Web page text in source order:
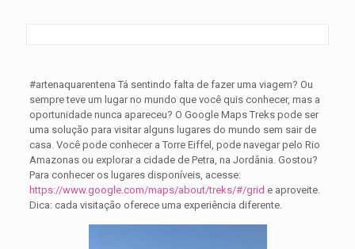
#artenaquarentena Tá sentindo falta de fazer uma viagem? Ou
sempre teve um lugar no mundo que você quis conhecer, mas a
oportunidade nunca apareceu? O Google Maps Treks pode ser
uma solução para visitar alguns lugares do mundo sem sair de
casa. Você pode conhecer a Torre Eiffel, pode navegar pelo Rio
Amazonas ou explorar a cidade de Petra, na Jordânia. Gostou?
Para conhecer os lugares disponíveis, acesse:
https://www.google.com/maps/about/treks/#/grid e aproveite.
Dica: cada visitação oferece uma experiência diferente.